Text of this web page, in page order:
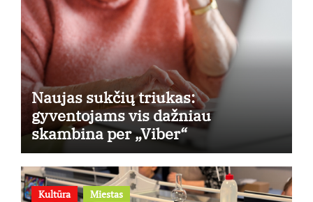
Naujas sukčių triukas:
gyventojams vis dažniau
skambina per „Viber“
Kultūra Miestas